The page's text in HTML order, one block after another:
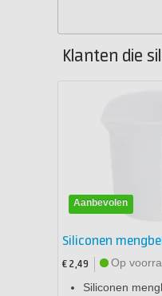
Klanten die
Aanbevolen
Siliconen
€ 2,49
Op
Siliconen